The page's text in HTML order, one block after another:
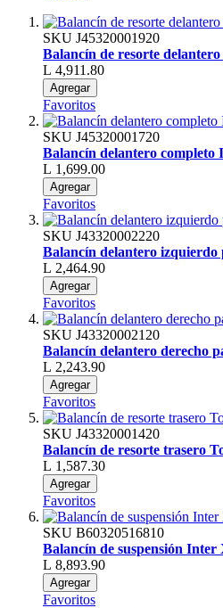
SKU J45320001920
Balancín de resorte
L 4,911.80
Agregar
Favoritos
SKU J45320001720
Balancín delantero
L 1,699.00
Agregar
Favoritos
SKU J43320002220
Balancín delantero
L 2,464.90
Agregar
Favoritos
SKU J43320002120
Balancín delantero derecho
L 2,243.90
Agregar
Favoritos
SKU J43320001420
Balancín de resorte trasero
L 1,587.30
Agregar
Favoritos
SKU B60320516810
Balancín de suspensión Inter
L 8,893.90
Agregar
Favoritos